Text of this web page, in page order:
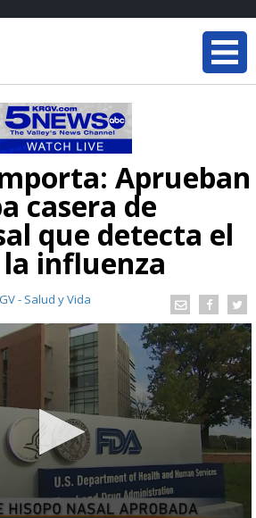
Aprueban
casera de
que detecta el
influenza
- Salud y Vida